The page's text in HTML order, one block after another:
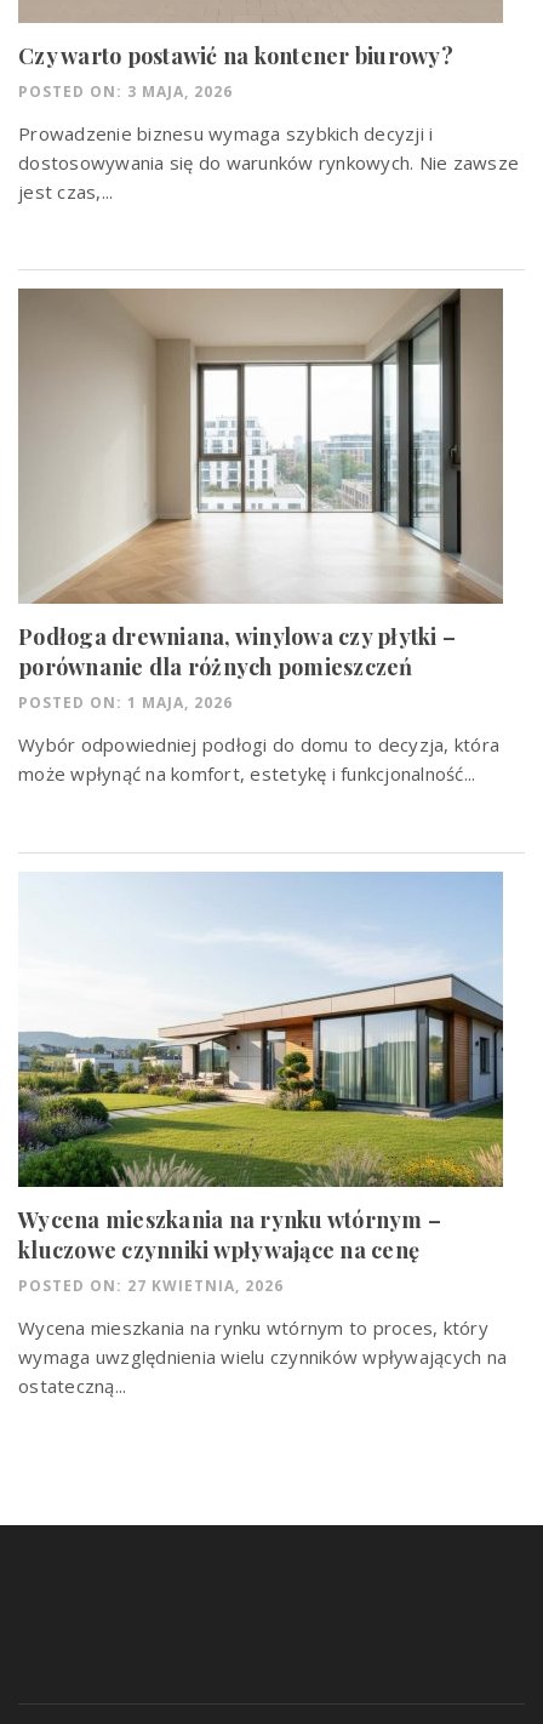
Czy warto postawić na kontener biurowy?
POSTED ON: 3 MAJA, 2026
Prowadzenie biznesu wymaga szybkich decyzji i
dostosowywania się do warunków rynkowych. Nie zawsze
jest czas,...
Podłoga drewniana, winylowa czy płytki –
porównanie dla różnych pomieszczeń
POSTED ON: 1 MAJA, 2026
Wybór odpowiedniej podłogi do domu to decyzja, która
może wpłynąć na komfort, estetykę i funkcjonalność...
Wycena mieszkania na rynku wtórnym –
kluczowe czynniki wpływające na cenę
POSTED ON: 27 KWIETNIA, 2026
Wycena mieszkania na rynku wtórnym to proces, który
wymaga uwzględnienia wielu czynników wpływających na
ostateczną...